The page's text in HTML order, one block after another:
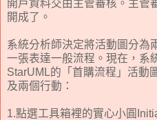
開戶資料交由主管審核。主管
開成了。
系統分析師決定將活動圖分為
一張表達一般流程。現在，系
StarUML的「首購流程」活動
及兩個行動：
1.點選工具箱裡的實心小圓